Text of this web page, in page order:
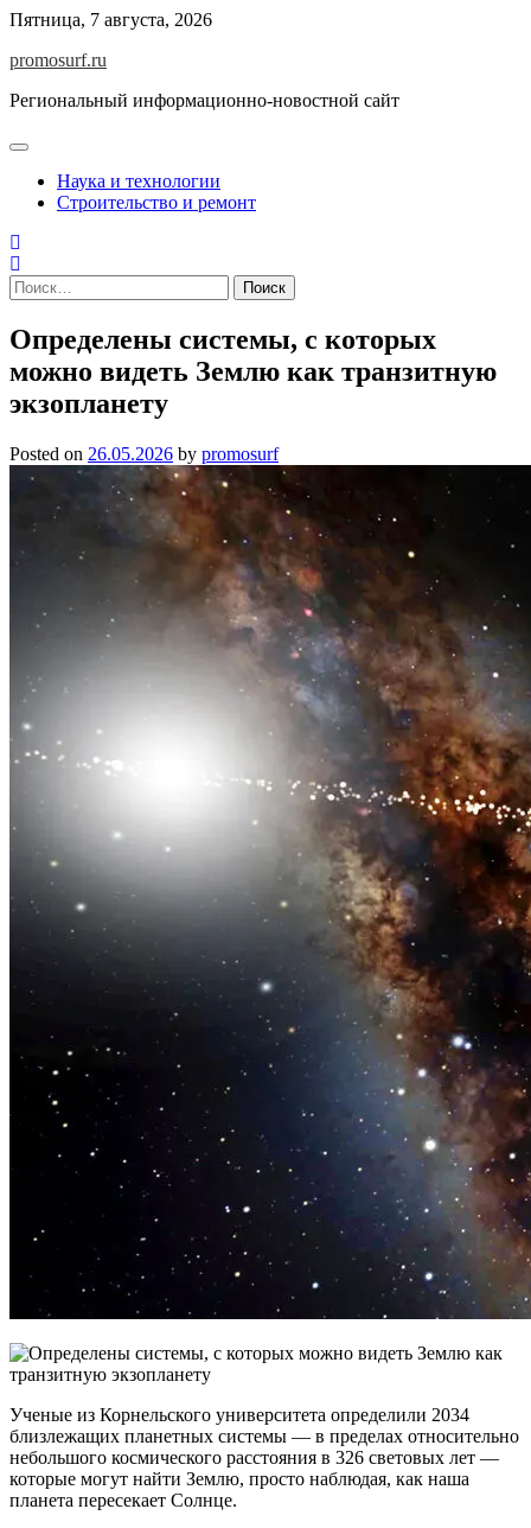
Skip
content
Пятница, 7 августа, 2026
promosurf.ru
Региональный информационно-новостной сайт
Наука и технологии
Строительство и ремонт
Найти:
Определены системы, с которых
можно видеть Землю как транзитную
экзопланету
Posted on 26.05.2026 by promosurf
Ученые из Корнельского университета определили 2034
близлежащих планетных системы — в пределах относительно
небольшого космического расстояния в 326 световых лет —
которые могут найти Землю, просто наблюдая, как наша
планета пересекает Солнце.